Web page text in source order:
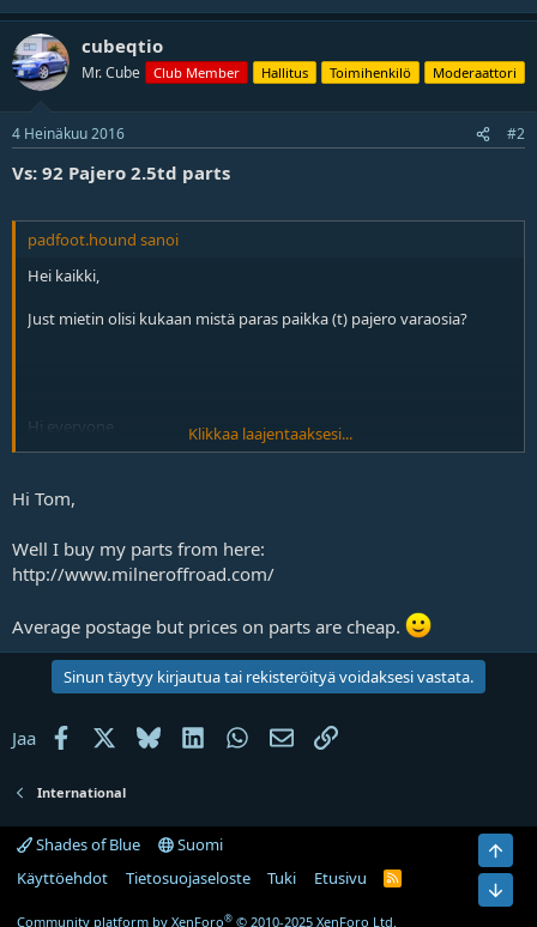
cubeqtio
Mr. Cube Club Member Hallitus Toimihenkilö Moderaattori
4 Heinäkuu 2016 #2
Vs: 92 Pajero 2.5td parts
padfoot.hound sanoi
Hei kaikki,
Just mietin olisi kukaan mistä paras paikka (t) pajero varaosia?
Hi everyone,
pajero spare parts?
Kiitos,
tom
Klikkaa laajentaaksesi...
Hi Tom,
Well I buy my parts from here:
http://www.milneroffroad.com/
Average postage but prices on parts are cheap.
Sinun täytyy kirjautua tai rekisteröityä voidaksesi vastata.
Jaa Facebook BlueskyLinkedInWhatsAppSähköposti
Linkki
International
Shades of Blue
Suomi
Käyttöehdot
Tietosuojaseloste Tuki Etusivu
R
Community platform by XenForo® © 2010-2025 XenForo Ltd.